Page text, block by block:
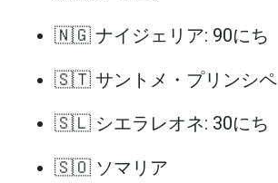
🇳🇬 ナイジェリア: 90にち
🇸🇹 サントメ・プリンシペ
🇸🇱 シエラレオネ: 30にち
🇸🇴 ソマリア